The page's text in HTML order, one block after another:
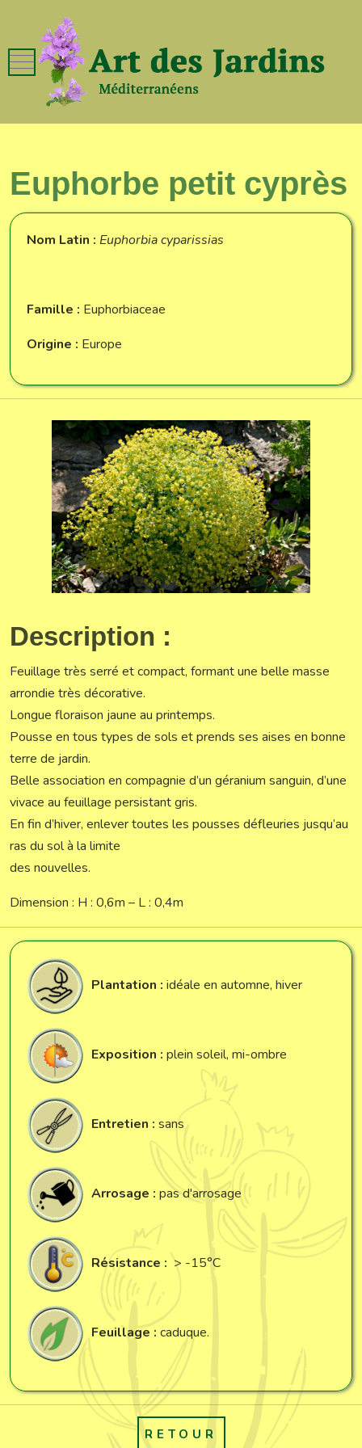
Mobile Menu Toggle
Euphorbe petit cyprès
Nom Latin : Euphorbia cyparissias
Famille : Euphorbiaceae
Origine : Europe
Description :
Feuillage très serré et compact, formant une belle masse
arrondie très décorative.
Longue floraison jaune au printemps.
Pousse en tous types de sols et prends ses aises en bonne
terre de jardin.
Belle association en compagnie d’un géranium sanguin, d’une
vivace au feuillage persistant gris.
En fin d’hiver, enlever toutes les pousses défleuries jusqu’au
ras du sol à la limite
des nouvelles.
Dimension : H : 0,6m – L : 0,4m
Plantation : idéale en automne, hiver
Exposition : plein soleil, mi-ombre
Entretien : sans
Arrosage : pas d'arrosage
Résistance : > -15°C
Feuillage : caduque.
RETOUR